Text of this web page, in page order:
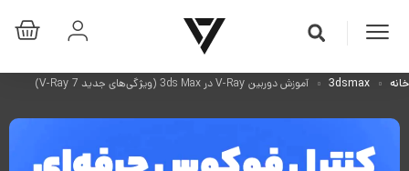
خانه 3dsmax آموزش دوربین V-Ray در 3ds Max (ویژگی‌های جدید V-Ray 7)